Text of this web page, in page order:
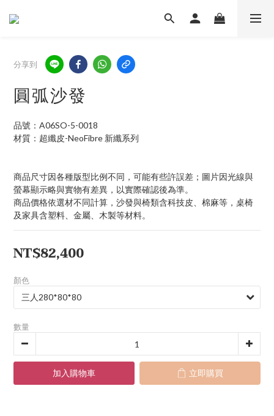
分享到
圓弧沙發
品號：A06SO-5-0018
材質：超纖皮-NeoFibre 新纖系列
商品尺寸因各種版型比例不同，可能有些許誤差；圖片因光線與
螢幕顯示略與實物有差異，以實際確認後為準。
商品價格依選材不同計算，沙發與椅類含科技皮、棉麻等，桌椅
及家具含塑料、金屬、木製等材料。
NT$82,400
顏色
數量
加入購物車 立即購買